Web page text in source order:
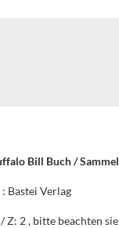
Bill Buch /
Bastei Verlag
Z: 2 , bitte beachten